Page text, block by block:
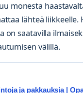
monesta
lähteä liikkeelle.
saatavilla
välillä.
ja pakkauksia |